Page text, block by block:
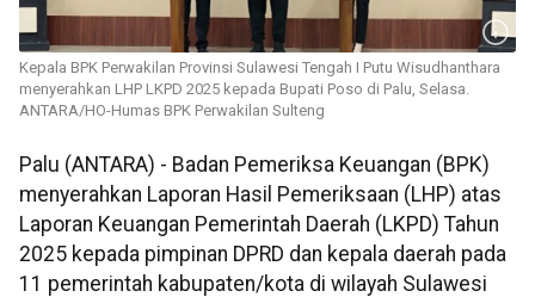
Kepala BPK Perwakilan Provinsi Sulawesi Tengah I Putu Wisudhanthara
menyerahkan LHP LKPD 2025 kepada Bupati Poso di Palu, Selasa.
ANTARA/HO-Humas BPK Perwakilan Sulteng
Palu (ANTARA) - Badan Pemeriksa Keuangan (BPK)
menyerahkan Laporan Hasil Pemeriksaan (LHP) atas
Laporan Keuangan Pemerintah Daerah (LKPD) Tahun
2025 kepada pimpinan DPRD dan kepala daerah pada
11 pemerintah kabupaten/kota di wilayah Sulawesi